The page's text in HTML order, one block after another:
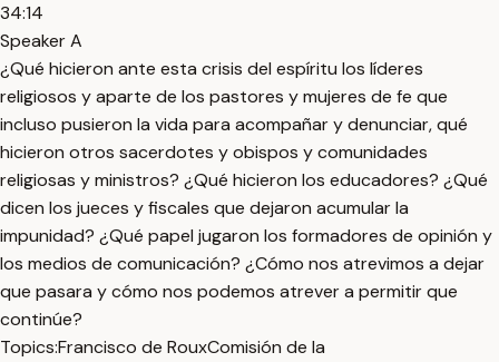
34:14
Speaker A
¿Qué hicieron ante esta crisis del espíritu los líderes
religiosos y aparte de los pastores y mujeres de fe que
incluso pusieron la vida para acompañar y denunciar, qué
hicieron otros sacerdotes y obispos y comunidades
religiosas y ministros? ¿Qué hicieron los educadores? ¿Qué
dicen los jueces y fiscales que dejaron acumular la
impunidad? ¿Qué papel jugaron los formadores de opinión y
los medios de comunicación? ¿Cómo nos atrevimos a dejar
que pasara y cómo nos podemos atrever a permitir que
continúe?
Topics:Francisco de RouxComisión de la